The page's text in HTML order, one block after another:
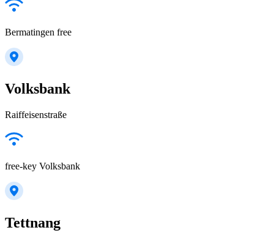
Bermatingen free
Volksbank
Raiffeisenstraße
free-key Volksbank
Tettnang